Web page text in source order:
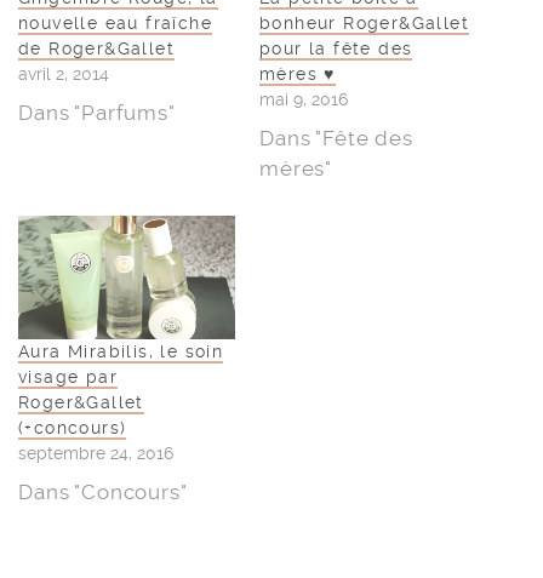
nouvelle eau fraîche
de Roger&Gallet
avril 2, 2014
Dans "Parfums"
bonheur Roger&Gallet
pour la fête des
mères ♥
mai 9, 2016
Dans "Fête des
mères"
Aura Mirabilis, le soin
visage par
Roger&Gallet
(+concours)
septembre 24, 2016
Dans "Concours"